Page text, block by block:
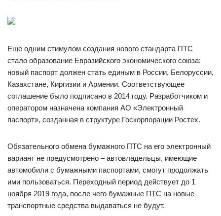
Еще одним стимулом создания нового стандарта ПТС
стало образование Евразийского экономического союза:
новый паспорт должен стать единым в России, Белоруссии,
Казахстане, Киргизии и Армении. Соответствующее
соглашение было подписано в 2014 году. Разработчиком и
оператором назначена компания АО «Электронный
паспорт», созданная в структуре Госкорпорации Ростех.
Обязательного обмена бумажного ПТС на его электронный
вариант не предусмотрено – автовладельцы, имеющие
автомобили с бумажными паспортами, смогут продолжать
ими пользоваться. Переходный период действует до 1
ноября 2019 года, после чего бумажные ПТС на новые
транспортные средства выдаваться не будут.